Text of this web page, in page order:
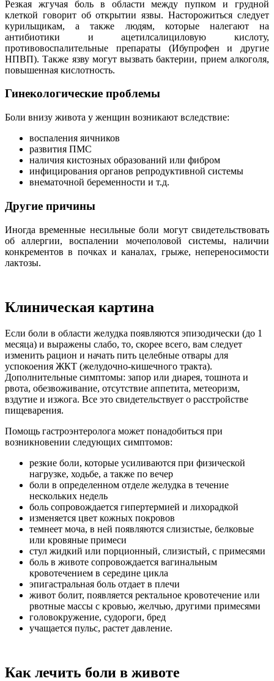
Резкая жгучая боль в области между пупком и грудной
клеткой говорит об открытии язвы. Насторожиться следует
курильщикам, а также людям, которые налегают на
антибиотики и ацетилсалициловую кислоту,
противовоспалительные препараты (Ибупрофен и другие
НПВП). Также язву могут вызвать бактерии, прием алкоголя,
повышенная кислотность.
Гинекологические проблемы
Боли внизу живота у женщин возникают вследствие:
воспаления яичников
развития ПМС
наличия кистозных образований или фибром
инфицирования органов репродуктивной системы
внематочной беременности и т.д.
Другие причины
Иногда временные несильные боли могут свидетельствовать
об аллергии, воспалении мочеполовой системы, наличии
конкрементов в почках и каналах, грыже, непереносимости
лактозы.
Клиническая картина
Если боли в области желудка появляются эпизодически (до 1
месяца) и выражены слабо, то, скорее всего, вам следует
изменить рацион и начать пить целебные отвары для
успокоения ЖКТ (желудочно-кишечного тракта).
Дополнительные симптомы: запор или диарея, тошнота и
рвота, обезвоживание, отсутствие аппетита, метеоризм,
вздутие и изжога. Все это свидетельствует о расстройстве
пищеварения.
Помощь гастроэнтеролога может понадобиться при
возникновении следующих симптомов:
резкие боли, которые усиливаются при физической
нагрузке, ходьбе, а также по вечер
боли в определенном отделе желудка в течение
нескольких недель
боль сопровождается гипертермией и лихорадкой
изменяется цвет кожных покровов
темнеет моча, в ней появляются слизистые, белковые
или кровяные примеси
стул жидкий или порционный, слизистый, с примесями
боль в животе сопровождается вагинальным
кровотечением в середине цикла
эпигастральная боль отдает в плечи
живот болит, появляется ректальное кровотечение или
рвотные массы с кровью, желчью, другими примесями
головокружение, судороги, бред
учащается пульс, растет давление.
Как лечить боли в животе